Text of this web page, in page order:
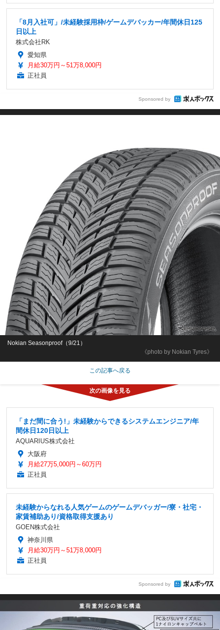
「8月入社可」/未経験採用枠/ゲームデバッカー/年間休日125
日以上
株式会社RK
愛知県
月給30万円～51万8,000円
正社員
Sponsored by
《photo by Nokian Tyres》
Nokian Seasonproof（9/21）
この記事へ戻る
「まだ間に合う!」未経験からできるシステムエンジニア/年
間休日120日以上
AQUARIUS株式会社
大阪府
月給27万5,000円～60万円
正社員
未経験からなれる人気ゲームのゲームデバッガー/寮・社宅・
家賃補助あり/資格取得支援あり
GOEN株式会社
神奈川県
月給30万円～51万8,000円
正社員
Sponsored by